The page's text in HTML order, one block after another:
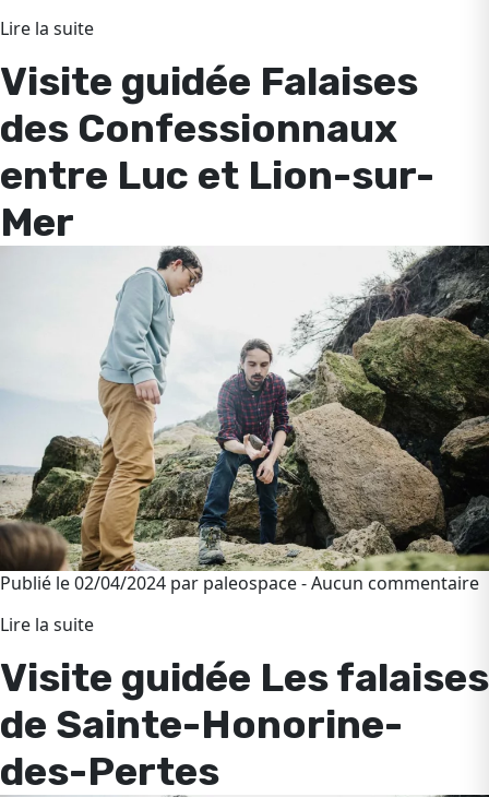
Lire la suite
Visite guidée Falaises
des Confessionnaux
entre Luc et Lion-sur-
Mer
Publié le 02/04/2024 par paleospace - Aucun commentaire
Lire la suite
Visite guidée Les falaises
de Sainte-Honorine-
des-Pertes